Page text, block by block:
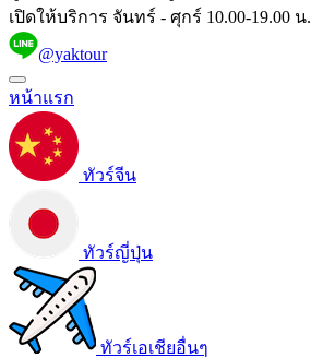
เปิดให้บริการ จันทร์ - ศุกร์ 10.00-19.00 น.
@yaktour
หน้าแรก
ทัวร์จีน
ทัวร์ญี่ปุ่น
ทัวร์เอเชียอื่นๆ